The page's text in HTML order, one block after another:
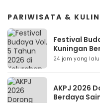
PARIWISATA &
Festival
Kuningan
24 jam yang lalu
AKPJ 2026
Berdaya